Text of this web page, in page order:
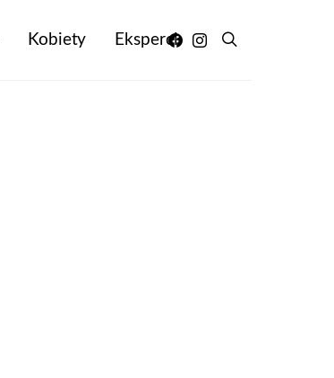
Kobiety Eksperci